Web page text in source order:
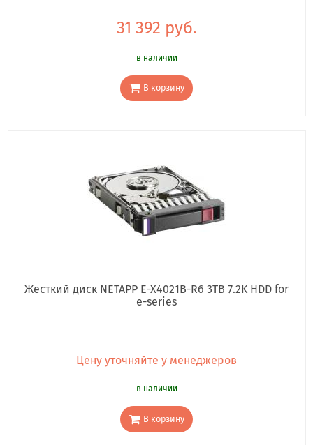
31 392 руб.
в наличии
В корзину
Жесткий диск NETAPP E-X4021B-R6 3TB 7.2K HDD for
e-series
Цену уточняйте у менеджеров
в наличии
В корзину